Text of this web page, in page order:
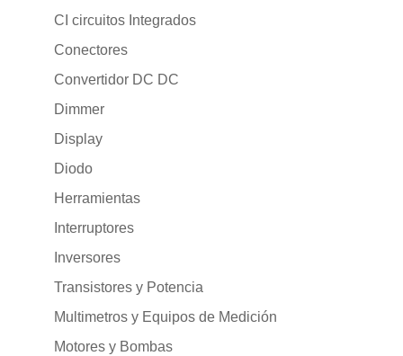
CI circuitos Integrados
Conectores
Convertidor DC DC
Dimmer
Display
Diodo
Herramientas
Interruptores
Inversores
Transistores y Potencia
Multimetros y Equipos de Medición
Motores y Bombas